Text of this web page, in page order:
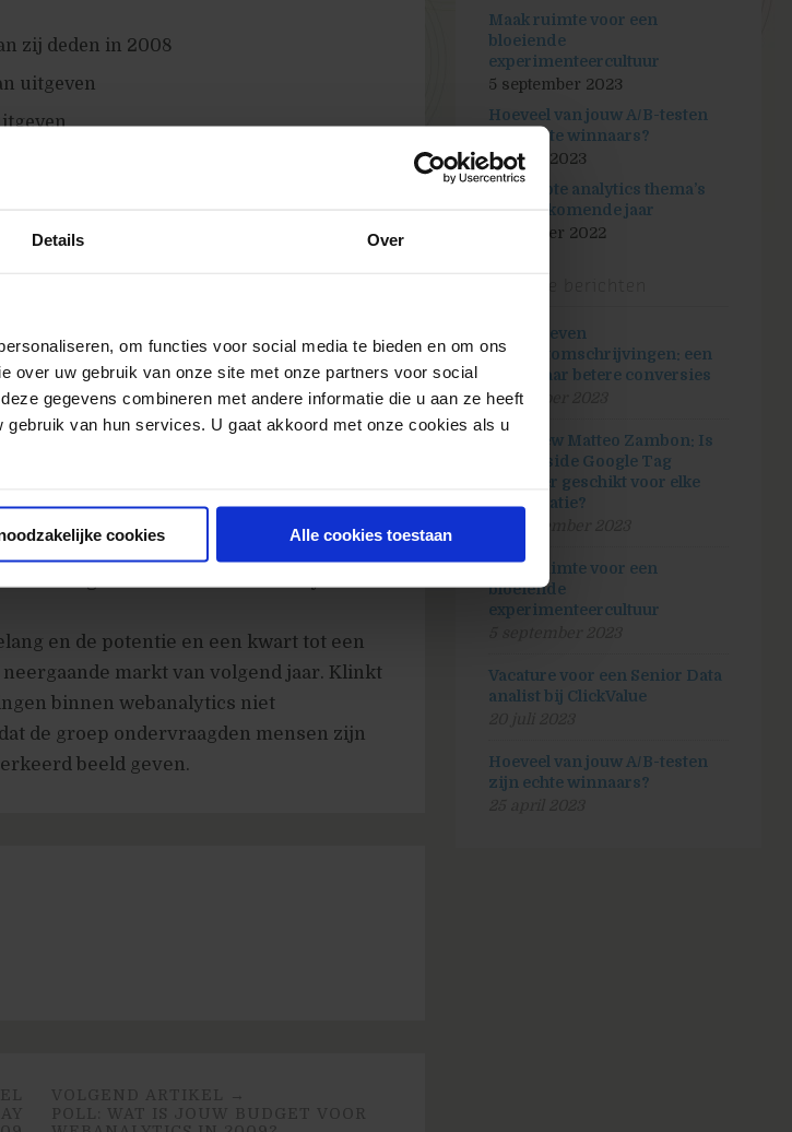
Details Over
om functies voor social media te bieden en om ons
over uw gebruik van onze site met onze partners voor social
gegevens combineren met andere informatie die u aan ze heeft
van hun services. U gaat akkoord met onze cookies als u
cookies Alle cookies toestaan
zij deden in 2008
uitgeven
zij deden in 2008
binnen de organisatie
ziet als een prioriteits
beschouwt als een normale
en de potentie en een kwart tot een
markt van volgend jaar. Klinkt
binnen webanalytics niet
de groep ondervraagden mensen zijn
beeld geven.
VOLGEND ARTIKEL →
POLL: WAT IS JOUW BUDGET VOOR
Maak ruimte voor een
bloeiende
experimenteercultuur
5 september 2023
Hoeveel van jouw A/B-testen
zijn echte winnaars?
25 april 2023
De 3 grote analytics thema’s
van het komende jaar
31 oktober 2022
AI-gedreven
productomschrijvingen: een
route naar betere conversies
30 oktober 2023
Interview Matteo Zambon: Is
server-side Google Tag
Manager geschikt voor elke
organisatie?
Maak ruimte voor een
bloeiende
experimenteercultuur
Vacature voor een Senior Data
analist bij ClickValue
Hoeveel van jouw A/B-testen
zijn echte winnaars?